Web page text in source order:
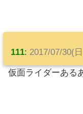
111: 2017/07/30(
仮面ライダーある